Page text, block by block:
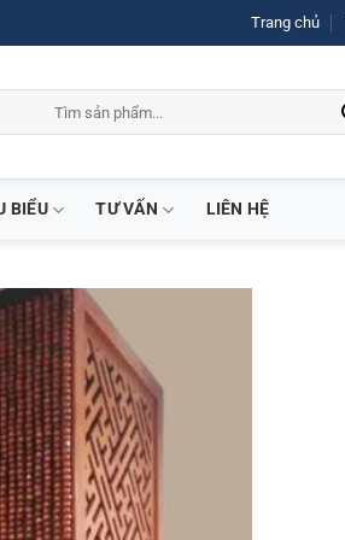
Trang chủ
BIỂU TƯ VẤN LIÊN HỆ